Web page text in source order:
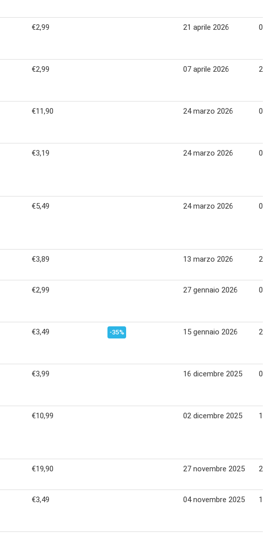
€2,99 21 aprile 2026 04
€2,99 07 aprile 2026 20
€11,90 24 marzo 2026 06
€3,19 24 marzo 2026 06
€5,49 24 marzo 2026 06
€3,89 13 marzo 2026 23
€2,99 27 gennaio 2026 05
€3,49 -35% 15 gennaio 2026 26
€3,99 16 dicembre 2025 01
€10,99 02 dicembre 2025 15
€19,90 27 novembre 2025 24
€3,49 04 novembre 2025 16